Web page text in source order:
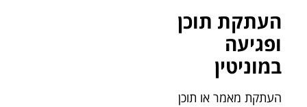
העתקת תוכן
ופגיעה
במוניטין
העתקת מאמר או תוכן